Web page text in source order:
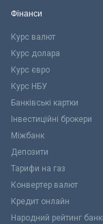
Фінанси
Курс валют
Курс долара
Курс євро
Курс НБУ
Банківські картки
Інвестиційні брокери
Міжбанк
Депозити
Тарифи на газ
Конвертер валют
Кредит онлайн
Народний рейтинг